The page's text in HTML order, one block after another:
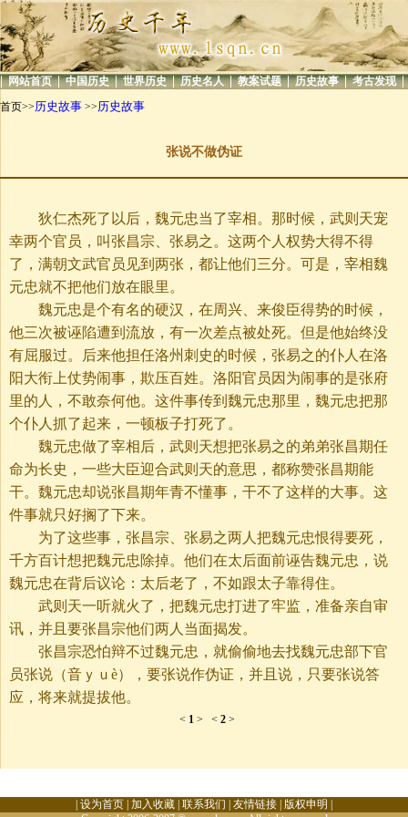
| 网站首页 | 中国历史 | 世界历史 | 历史名人 | 教案试题 | 历史故事 | 考古发现 |
首页>>历史故事 >>历史故事
张说不做伪证
狄仁杰死了以后，魏元忠当了宰相。那时候，武则天宠
幸两个官员，叫张昌宗、张易之。这两个人权势大得不得
了，满朝文武官员见到两张，都让他们三分。可是，宰相魏
元忠就不把他们放在眼里。
魏元忠是个有名的硬汉，在周兴、来俊臣得势的时候，
他三次被诬陷遭到流放，有一次差点被处死。但是他始终没
有屈服过。后来他担任洛州刺史的时候，张易之的仆人在洛
阳大衔上仗势闹事，欺压百姓。洛阳官员因为闹事的是张府
里的人，不敢奈何他。这件事传到魏元忠那里，魏元忠把那
个仆人抓了起来，一顿板子打死了。
魏元忠做了宰相后，武则天想把张易之的弟弟张昌期任
命为长史，一些大臣迎合武则天的意思，都称赞张昌期能
干。魏元忠却说张昌期年青不懂事，干不了这样的大事。这
件事就只好搁了下来。
为了这些事，张昌宗、张易之两人把魏元忠恨得要死，
千方百计想把魏元忠除掉。他们在太后面前诬告魏元忠，说
魏元忠在背后议论：太后老了，不如跟太子靠得住。
武则天一听就火了，把魏元忠打进了牢监，准备亲自审
讯，并且要张昌宗他们两人当面揭发。
张昌宗恐怕辩不过魏元忠，就偷偷地去找魏元忠部下官
员张说（音ｙｕè），要张说作伪证，并且说，只要张说答
应，将来就提拔他。
< 1 > < 2 >
设为首页 加入收藏 联系我们 友情链接 版权申明